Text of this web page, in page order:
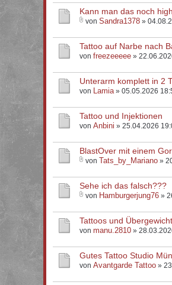
Kann man das noch
von Sandra1378 »
Tattoo auf Narbe nach
von freezeeeee »
Unterarm komplett in 2
von Lamia» 05.05.2026
Tattoo und Injektionen
von Anbini » 25.04.2026
BlastOver mit einem
von Tats_by_Mariano »
Sehe ich das falsch???
von Hamburgerjung76 »
Tattoos und
von manu.2810 »
Gutes Tattoo Studio
von Avantgarde Tattoo »